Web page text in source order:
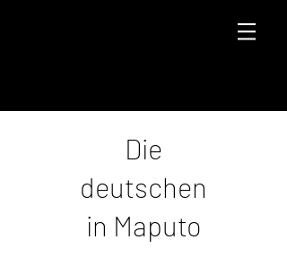
Die
deutschen
in Maputo